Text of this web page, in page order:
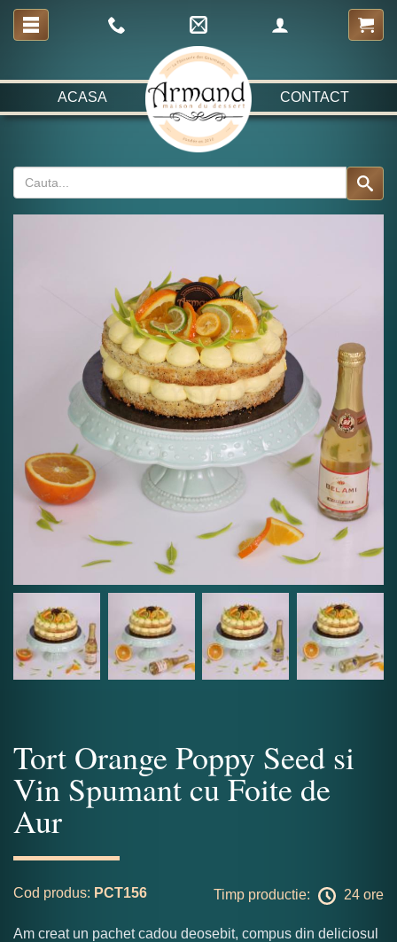
ACASA CONTACT
Tort Orange Poppy Seed si
Vin Spumant cu Foite de
Aur
Cod produs: PCT156 Timp productie: 24 ore
Am creat un pachet cadou deosebit, compus din deliciosul